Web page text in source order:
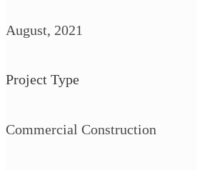
August, 2021
Project Type
Commercial Construction